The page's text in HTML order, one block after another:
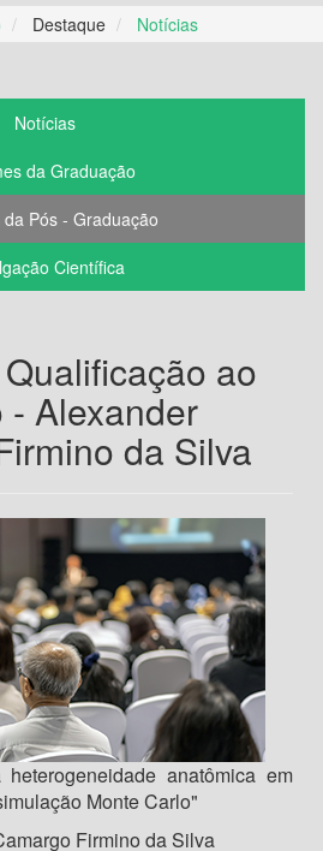
Destaque Notícias
Notícias
da Graduação
Pós - Graduação
Científica
ao
- Alexander
da Silva
anatômica em
Monte Carlo"
Firmino da Silva